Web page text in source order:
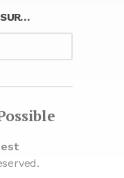
SUR…